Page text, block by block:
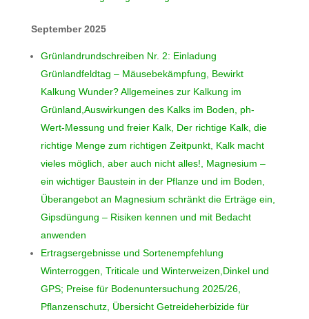
September 2025
Grünlandrundschreiben Nr. 2: Einladung
Grünlandfeldtag – Mäusebekämpfung, Bewirkt
Kalkung Wunder? Allgemeines zur Kalkung im
Grünland,Auswirkungen des Kalks im Boden, ph-
Wert-Messung und freier Kalk, Der richtige Kalk, die
richtige Menge zum richtigen Zeitpunkt, Kalk macht
vieles möglich, aber auch nicht alles!, Magnesium –
ein wichtiger Baustein in der Pflanze und im Boden,
Überangebot an Magnesium schränkt die Erträge ein,
Gipsdüngung – Risiken kennen und mit Bedacht
anwenden
Ertragsergebnisse und Sortenempfehlung
Winterroggen, Triticale und Winterweizen,Dinkel und
GPS; Preise für Bodenuntersuchung 2025/26,
Pflanzenschutz, Übersicht Getreideherbizide für